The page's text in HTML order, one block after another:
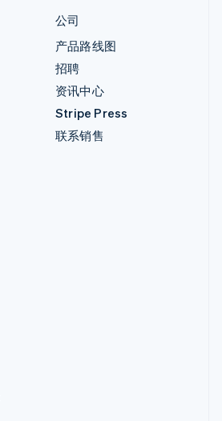
公司
产品路线图
招聘
资讯中心
Stripe Press
联系销售